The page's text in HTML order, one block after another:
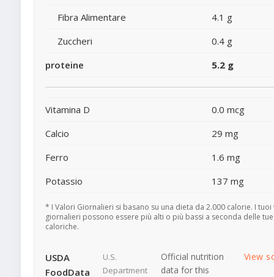
Fibra Alimentare
4.1 g
Zuccheri
0.4 g
proteine
5.2 g
Vitamina D
0.0 mcg
Calcio
29 mg
Ferro
1.6 mg
Potassio
137 mg
* I Valori Giornalieri si basano su una dieta da 2.000 calorie. I
giornalieri possono essere più alti o più bassi a seconda delle
caloriche.
USDA
FoodData
U.S.
Department
Official nutrition
data for this
View